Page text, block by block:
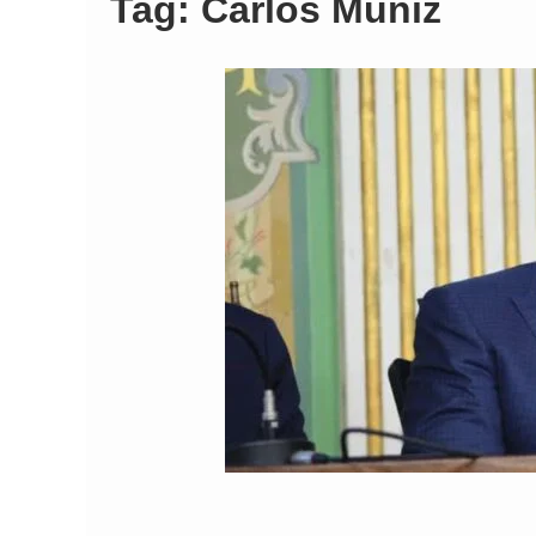
Comando
Tag: Carlos Muniz